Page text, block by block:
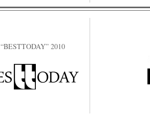
“BESTTODAY” 2010